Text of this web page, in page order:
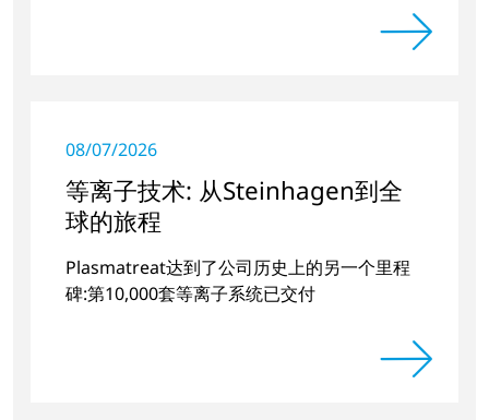
08/07/2026
等离子技术: 从Steinhagen到全
球的旅程
Plasmatreat达到了公司历史上的另一个里程
碑:第10,000套等离子系统已交付